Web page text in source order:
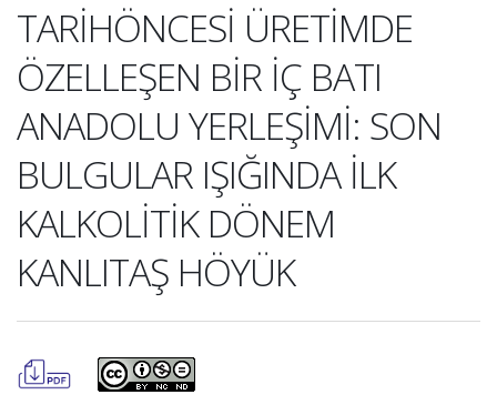
TARİHÖNCESİ ÜRETİMDE
ÖZELLEŞEN BİR İÇ BATI
ANADOLU YERLEŞİMİ: SON
BULGULAR IŞIĞINDA İLK
KALKOLİTİK DÖNEM
KANLITAŞ HÖYÜK